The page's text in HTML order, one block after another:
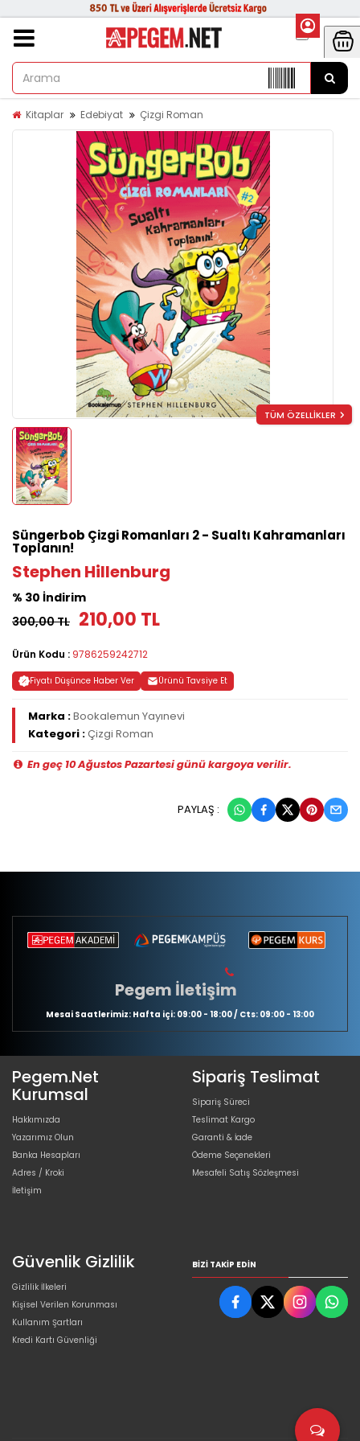
Kitaplar Edebiyat Çizgi Roman
TÜM ÖZELLİKLER
Süngerbob Çizgi Romanları 2 - Sualtı Kahramanları
Toplanın!
Stephen Hillenburg
% 30 İndirim
300,00 TL 210,00 TL
Ürün Kodu : 9786259242712
Fiyatı Düşünce Haber Ver Ürünü Tavsiye Et
Marka :Bookalemun Yayınevi
Kategori :Çizgi Roman
En geç 10 Ağustos Pazartesi günü kargoya verilir.
PAYLAŞ :
Pegem İletişim
Mesai Saatlerimiz: Hafta içi: 09:00 - 18:00 / Cts: 09:00 - 13:00
Pegem.Net
Kurumsal
Hakkımızda
Yazarımız Olun
Banka Hesapları
Adres / Kroki
İletişim
Sipariş Teslimat
Sipariş Süreci
Teslimat Kargo
Garanti & İade
Ödeme Seçenekleri
Mesafeli Satış Sözleşmesi
Güvenlik Gizlilik
Gizlilik İlkeleri
Kişisel Verilen Korunması
Kullanım Şartları
Kredi Kartı Güvenliği
BIZI TAKIP EDIN